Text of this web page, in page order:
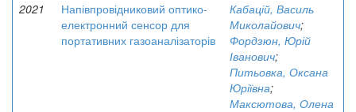
2021
Напівпровідниковий оптико-
електронний сенсор для
портативних газоаналізаторів
Кабацій, Василь
Миколайович;
Фордзюн, Юрій
Іванович;
Питьовка, Оксана
Юріївна;
Максютова, Олена